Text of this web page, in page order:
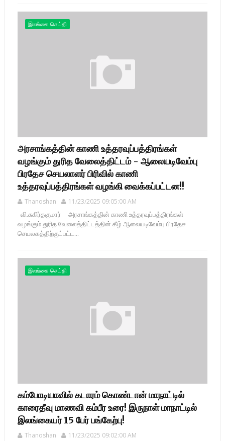
இலங்கை செய்தி
அரசாங்கத்தின் காணி உத்தரவுப்பத்திரங்கள்
வழங்கும் துரித வேலைத்திட்டம் - ஆலையடிவேம்பு
பிரதேச செயலாளர் பிரிவில் காணி
உத்தரவுப்பத்திரங்கள் வழங்கி வைக்கப்பட்டன!!
Thanoshan 11/23/2025 09:05:00 AM
வி.சுகிர்தகுமார் அரசாங்கத்தின் காணி உத்தரவுப்பத்திரங்கள்
வழங்கும் துரித வேலைத்திட்டத்தின் கீழ் ஆலையடிவேம்பு பிரதேச
செயலகத்திற்குட்பட்ட...
இலங்கை செய்தி
கம்போடியாவில் கடாரம் கொண்டான் மாநாட்டில்
காரைதீவு மாணவி கம்பீர உரை! இருநாள் மாநாட்டில்
இலங்கையர் 15 பேர் பங்கேற்பு!
Thanoshan 11/23/2025 09:02:00 AM